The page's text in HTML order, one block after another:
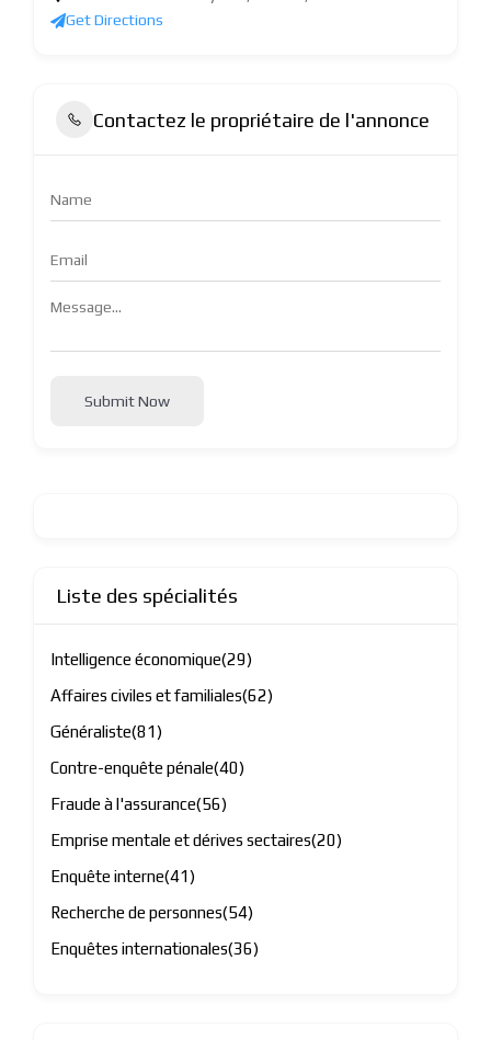
Get Directions
Contactez le propriétaire de l'annonce
Submit Now
Liste des spécialités
Intelligence économique(29)
Affaires civiles et familiales(62)
Généraliste(81)
Contre-enquête pénale(40)
Fraude à l'assurance(56)
Emprise mentale et dérives sectaires(20)
Enquête interne(41)
Recherche de personnes(54)
Enquêtes internationales(36)